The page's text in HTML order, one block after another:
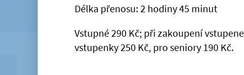
Délka přenosu: 2 hodiny 45 minut
Vstupné 290 Kč; při zakoupení
vstupenky 250 Kč, pro seniory 190 Kč.